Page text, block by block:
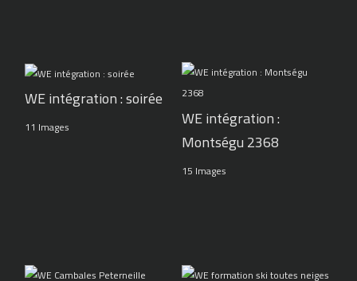
WE intégration : soirée
11 Images
WE intégration :
Montségu 2368
15 Images